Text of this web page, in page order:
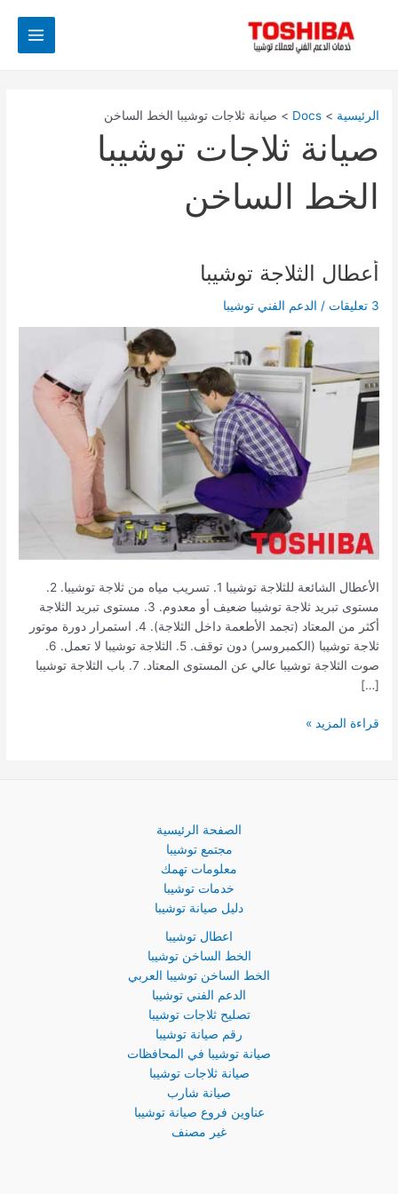
Main
الرئيسية Docs صيانة ثلاجات توشيبا الخط الساخن
صيانة ثلاجات توشيبا
الخط الساخن
أعطال الثلاجة توشيبا
3 تعليقات / الدعم الفني توشيبا
الأعطال الشائعة للثلاجة توشيبا 1. تسريب مياه من ثلاجة توشيبا. 2.
مستوى تبريد ثلاجة توشيبا ضعيف أو معدوم. 3. مستوى تبريد الثلاجة
أكثر من المعتاد (تجمد الأطعمة داخل الثلاجة). 4. استمرار دورة موتور
ثلاجة توشيبا (الكمبروسر) دون توقف. 5. الثلاجة توشيبا لا تعمل. 6.
صوت الثلاجة توشيبا عالي عن المستوى المعتاد. 7. باب الثلاجة توشيبا
[…]
أعطال
توشيبا
قراءة المزيد »
الصفحة الرئيسية
مجتمع توشيبا
معلومات تهمك
خدمات توشيبا
دليل صيانة توشيبا
اعطال توشيبا
الخط الساخن توشيبا
الخط الساخن توشيبا العربي
الدعم الفني توشيبا
تصليح ثلاجات توشيبا
رقم صيانة توشيبا
صيانة توشيبا في المحافظات
صيانة ثلاجات توشيبا
صيانة شارب
عناوين فروع صيانة توشيبا
غير مصنف